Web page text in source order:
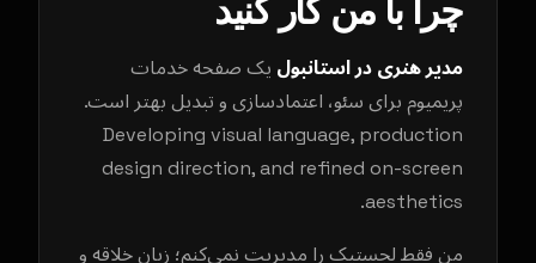
چرا با من کار کنید
مدیر هنری در استانبول یک صفحه خدمات
پریمیوم برای سئو، اعتمادسازی و تبدیل بهتر است.
Developing visual language, production
design direction, and refined on-screen
aesthetics.
من فقط لجستیک را مدیریت نمی‌کنم؛ زبان خلاقه و